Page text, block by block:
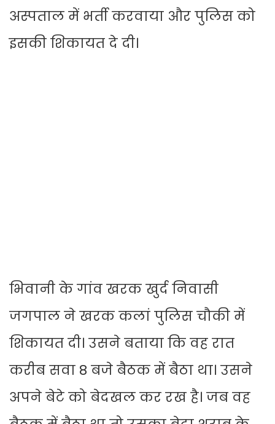
अस्पताल में भर्ती करवाया और पुलिस को
इसकी शिकायत दे दी।
भिवानी के गांव खरक खुर्द निवासी
जगपाल ने खरक कलां पुलिस चौकी में
शिकायत दी। उसने बताया कि वह रात
करीब सवा 8 बजे बैठक में बैठा था। उसने
अपने बेटे को बेदखल कर रख है। जब वह